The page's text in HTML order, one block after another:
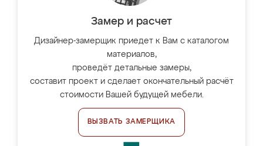
Замер и расчет
Дизайнер-замерщик приедет к Вам с каталогом
материалов,
проведёт детальные замеры,
составит проект и сделает окончательный расчёт
стоимости Вашей будущей мебели.
ВЫЗВАТЬ ЗАМЕРЩИКА